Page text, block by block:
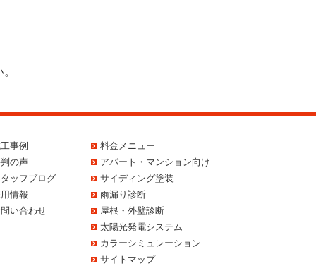
事例
の声
ッフブログ
情報
い合わせ
料金メニュー
アパート・マンション向け
サイディング塗装
雨漏り診断
屋根・外壁診断
太陽光発電システム
カラーシミュレーション
サイトマップ